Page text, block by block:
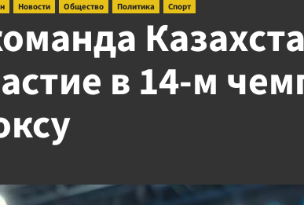
Новости Общество Политика Спорт
в 14-м